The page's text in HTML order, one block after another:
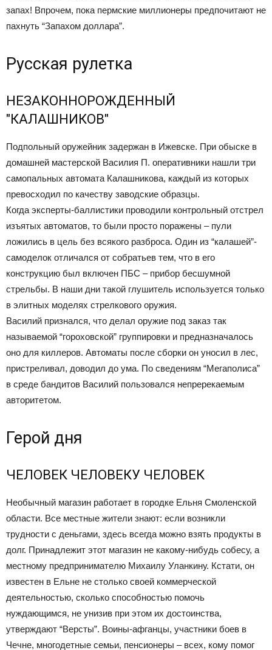
запах! Впрочем, пока пермские миллионеры предпочитают не
пахнуть “Запахом доллара”.
Русская рулетка
НЕЗАКОННОРОЖДЕННЫЙ
"КАЛАШНИКОВ"
Подпольный оружейник задержан в Ижевске. При обыске в
домашней мастерской Василия П. оперативники нашли три
самопальных автомата Калашникова, каждый из которых
превосходил по качеству заводские образцы.
Когда эксперты-баллистики проводили контрольный отстрел
изъятых автоматов, то были просто поражены – пули
ложились в цель без всякого разброса. Один из “калашей”-
самоделок отличался от собратьев тем, что в его
конструкцию был включен ПБС – прибор бесшумной
стрельбы. В наши дни такой глушитель используется только
в элитных моделях стрелкового оружия.
Василий признался, что делал оружие под заказ так
называемой “гороховской” группировки и предназначалось
оно для киллеров. Автоматы после сборки он уносил в лес,
пристреливал, доводил до ума. По сведениям “Мегаполиса”
в среде бандитов Василий пользовался непререкаемым
авторитетом.
Герой дня
ЧЕЛОВЕК ЧЕЛОВЕКУ ЧЕЛОВЕК
Необычный магазин работает в городке Ельня Смоленской
области. Все местные жители знают: если возникли
трудности с деньгами, здесь всегда можно взять продукты в
долг. Принадлежит этот магазин не какому-нибудь собесу, а
местному предпринимателю Михаилу Уланкину. Кстати, он
известен в Ельне не столько своей коммерческой
деятельностью, сколько способностью помочь
нуждающимся, не унизив при этом их достоинства,
утверждают “Версты”. Воины-афганцы, участники боев в
Чечне, многодетные семьи, пенсионеры – всех, кому помог